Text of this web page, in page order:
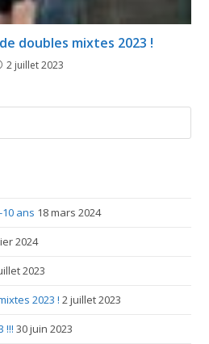
doubles mixtes 2023 !
2 juillet 2023
ans 18 mars 2024
2024
2023
2023 ! 2 juillet 2023
!!! 30 juin 2023